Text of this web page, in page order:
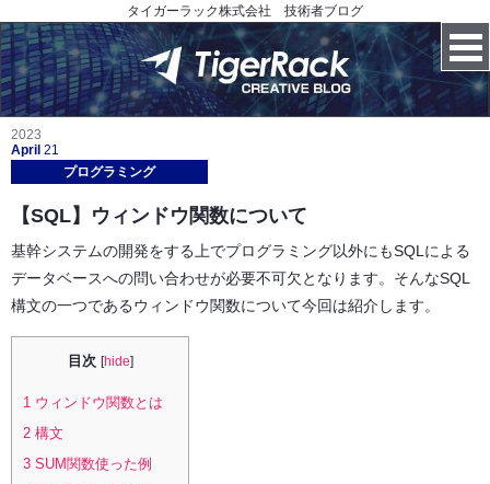
タイガーラック株式会社 技術者ブログ
2023
April 21
プログラミング
【SQL】ウィンドウ関数について
基幹システムの開発をする上でプログラミング以外にもSQLによる
データベースへの問い合わせが必要不可欠となります。そんなSQL
構文の一つであるウィンドウ関数について今回は紹介します。
目次 [hide]
1 ウィンドウ関数とは
2 構文
3 SUM関数使った例